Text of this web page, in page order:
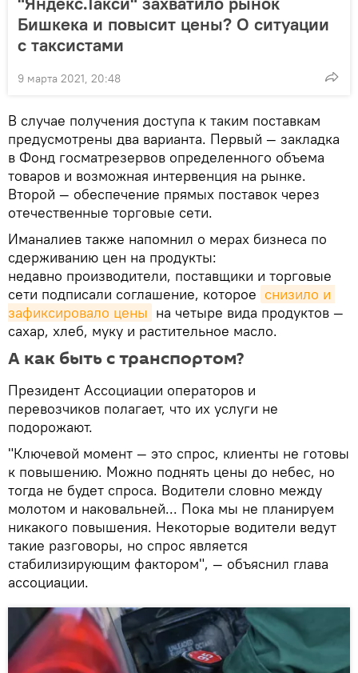
Бишкека и повысит цены? О ситуации
с таксистами
9 марта 2021, 20:48
В случае получения доступа к таким поставкам
предусмотрены два варианта. Первый — закладка
в Фонд госматрезервов определенного объема
товаров и возможная интервенция на рынке.
Второй — обеспечение прямых поставок через
отечественные торговые сети.
Иманалиев также напомнил о мерах бизнеса по
сдерживанию цен на продукты:
недавно производители, поставщики и торговые
сети подписали соглашение, которое снизило и
зафиксировало цены на четыре вида продуктов —
сахар, хлеб, муку и растительное масло.
А как быть с транспортом?
Президент Ассоциации операторов и
перевозчиков полагает, что их услуги не
подорожают.
"Ключевой момент — это спрос, клиенты не готовы
к повышению. Можно поднять цены до небес, но
тогда не будет спроса. Водители словно между
молотом и наковальней... Пока мы не планируем
никакого повышения. Некоторые водители ведут
такие разговоры, но спрос является
стабилизирующим фактором", — объяснил глава
ассоциации.